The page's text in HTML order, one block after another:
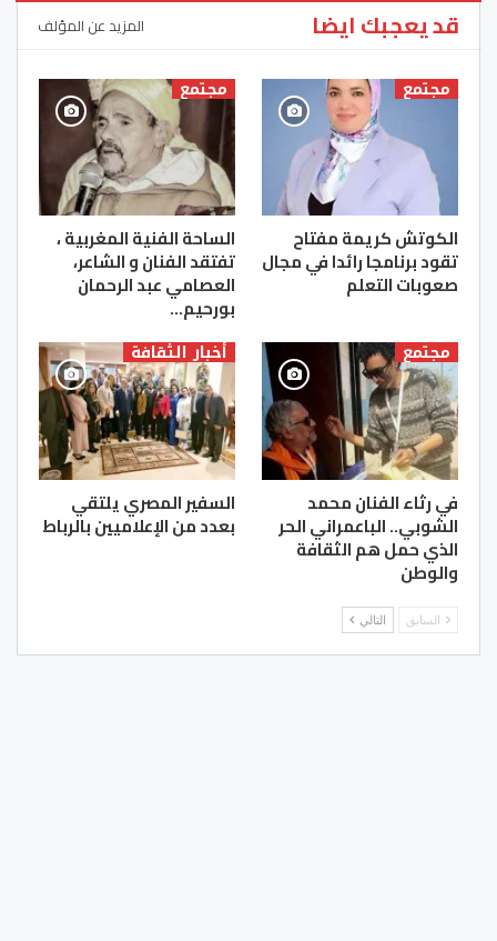
قد يعجبك ايضا المزيد عن المؤلف
مجتمع
الكوتش كريمة مفتاح
تقود برنامجا رائدا في مجال
صعوبات التعلم
مجتمع
الساحة الفنية المغربية ،
تفتقد الفنان و الشاعر،
العصامي عبد الرحمان
بورحيم…
مجتمع
في رثاء الفنان محمد
الشوبي.. الباعمراني الحر
الذي حمل هم الثقافة
والوطن
أخبار الثقافة
السفير المصري يلتقي
بعدد من الإعلاميين بالرباط
السابق التالي